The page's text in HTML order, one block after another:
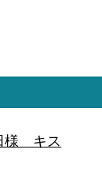
様 キス